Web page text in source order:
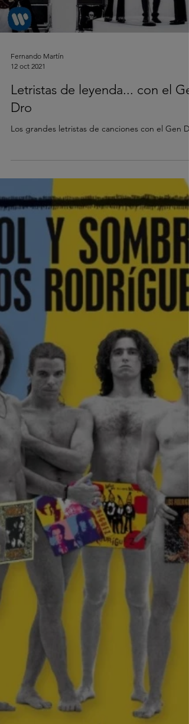
Fernando Martín
12 oct 2021
Letristas de leyenda... con el
Dro
Los grandes letristas de canciones con el Gen